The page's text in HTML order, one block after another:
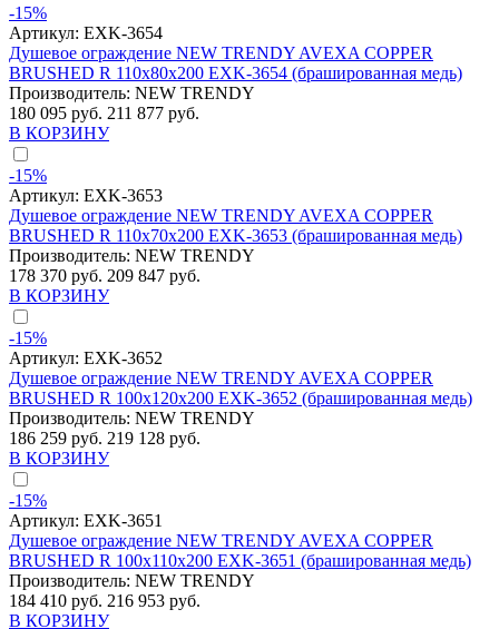
-15%
Артикул: EXK-3654
Душевое ограждение NEW TRENDY AVEXA COPPER
BRUSHED R 110x80x200 EXK-3654 (брашированная медь)
Производитель: NEW TRENDY
180 095 руб. 211 877 руб.
В КОРЗИНУ
-15%
Артикул: EXK-3653
Душевое ограждение NEW TRENDY AVEXA COPPER
BRUSHED R 110x70x200 EXK-3653 (брашированная медь)
Производитель: NEW TRENDY
178 370 руб. 209 847 руб.
В КОРЗИНУ
-15%
Артикул: EXK-3652
Душевое ограждение NEW TRENDY AVEXA COPPER
BRUSHED R 100x120x200 EXK-3652 (брашированная медь)
Производитель: NEW TRENDY
186 259 руб. 219 128 руб.
В КОРЗИНУ
-15%
Артикул: EXK-3651
Душевое ограждение NEW TRENDY AVEXA COPPER
BRUSHED R 100x110x200 EXK-3651 (брашированная медь)
Производитель: NEW TRENDY
184 410 руб. 216 953 руб.
В КОРЗИНУ